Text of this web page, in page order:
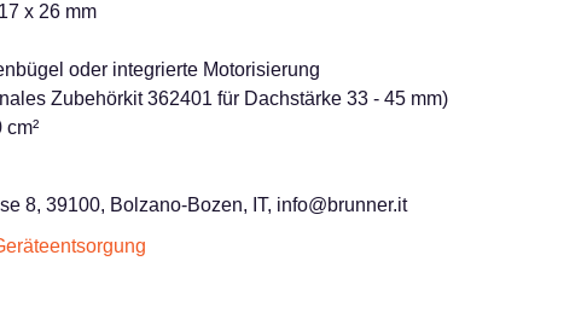
x 26 mm
oder integrierte Motorisierung
Zubehörkit 362401 für Dachstärke 33 - 45 mm)
8, 39100, Bolzano-Bozen, IT, info@brunner.it